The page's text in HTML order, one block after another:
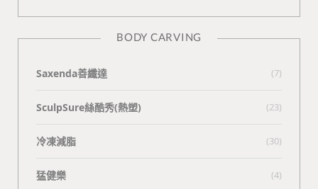
BODY CARVING
Saxenda善纖達 (7)
SculpSure絲酷秀(熱塑) (23)
冷凍減脂 (30)
猛健樂 (4)